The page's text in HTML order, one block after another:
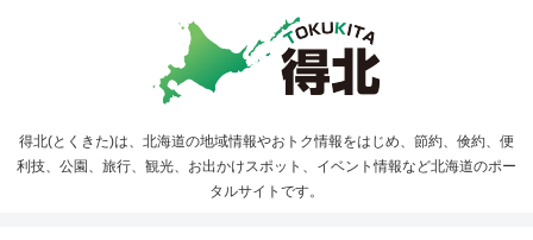
得北(とくきた)は、北海道の地域情報やおトク情報をはじめ、節約、倹約、便
利技、公園、旅行、観光、お出かけスポット、イベント情報など北海道のポー
タルサイトです。